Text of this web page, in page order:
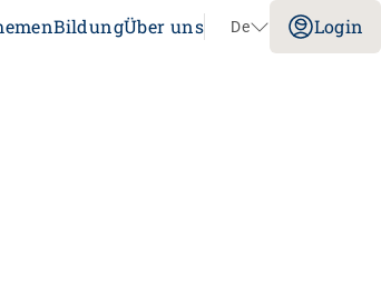
BildungÜber uns De Login